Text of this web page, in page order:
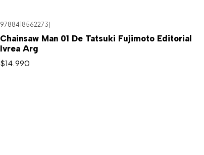
9788418562273
Chainsaw Man 01 De Tatsuki Fujimoto Editorial
Ivrea Arg
$14.990